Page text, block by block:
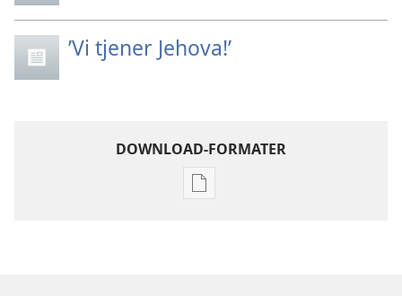
’Vi tjener Jehova!’
DOWNLOAD-FORMATER
Indstillinger